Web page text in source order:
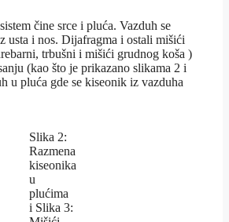
čine srce i pluća. Vazduh se
usta i nos. Dijafragma i ostali mišići
trbušni i mišići grudnog koša )
(kao što je prikazano slikama 2 i
u pluća gde se kiseonik iz vazduha
Slika 2:
Razmena
kiseonika
u
plućima
i Slika 3: